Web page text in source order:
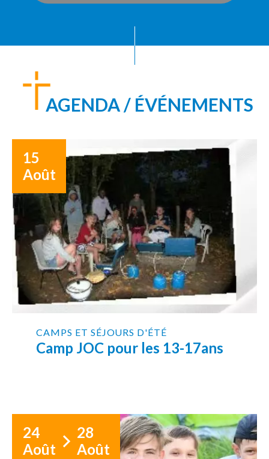
AGENDA / ÉVÉNEMENTS
15
Août
CAMPS ET SÉJOURS D'ÉTÉ
Camp JOC pour les 13-17ans
24
Août
28
Août